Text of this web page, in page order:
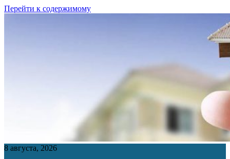
Перейти к содержимому
8 августа, 2026